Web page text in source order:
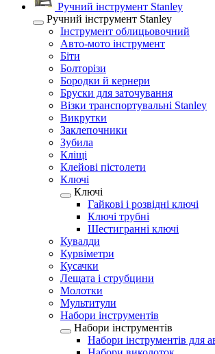
Ручний інструмент Stanley
Ручний інструмент Stanley
Інструмент облицьовочний
Авто-мото інструмент
Біти
Болторізи
Бородки й кернери
Бруски для заточування
Візки транспортувальні Stanley
Викрутки
Заклепочники
Зубила
Кліщі
Клейові пістолети
Ключі
Ключі
Гайкові і розвідні ключі
Ключі трубні
Шестигранні ключі
Кувалди
Курвіметри
Кусачки
Лещата і струбцини
Молотки
Мультитули
Набори інструментів
Набори інструментів
Набори інструментів для